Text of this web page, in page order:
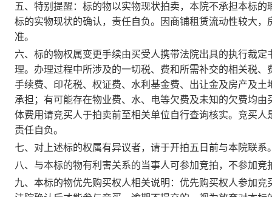
五、特别提醒：标的物以实物现状拍卖，本院不承担本标
标的实物现状的确认，责任自负。因商铺租赁流动性较大
准。
六、标的物权属变更手续由买受人携带法院出具的执行裁
理。办理过程中所涉及的一切税、费和所需补交的相关税
手续费、印花税、权证费、水利基金费、出让金及房产及
承担；有可能存在物业费、水、电等欠费及未知的欠费均
体费用请竞买人于拍卖前至相关单位自行查询核实。竞买
责任自负。
七、对上述标的权属有异议者，请于开拍五日前与本院联系
八、与本标的物有利害关系的当事人可参加竞拍，不参加
九、本标的物优先购买权人相关说明：优先购买权人参加竞